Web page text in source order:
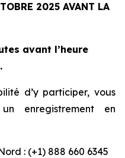
2025 AVANT LA
avant l’heure
d’y participer, vous
enregistrement en
: (+1) 888 660 6345